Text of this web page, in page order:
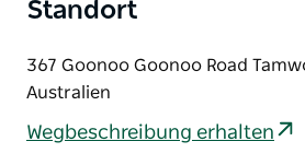
Attraktionen der Stadt.
Standort
367 Goonoo Goonoo Road
Australien
Wegbeschreibung erhalten